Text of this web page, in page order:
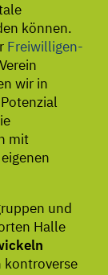
können.
Freiwilligen-
wir in
mit
und
Halle
kontroverse